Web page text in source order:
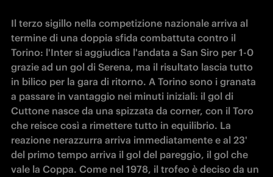
Il terzo sigillo nella competizione nazionale arriva al
termine di una doppia sfida combattuta contro il
Torino: l'Inter si aggiudica l'andata a San Siro per 1-0
grazie ad un gol di Serena, ma il risultato lascia tutto
in bilico per la gara di ritorno. A Torino sono i granata
a passare in vantaggio nei minuti iniziali: il gol di
Cuttone nasce da una spizzata da corner, con il Toro
che reisce così a rimettere tutto in equilibrio. La
reazione nerazzurra arriva immediatamente e al 23'
del primo tempo arriva il gol del pareggio, il gol che
vale la Coppa. Come nel 1978, il trofeo è deciso da un